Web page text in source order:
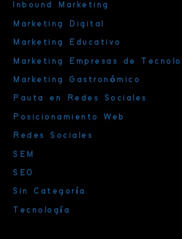
Inbound Marketing
Marketing Digital
Marketing Educativo
Marketing Empresas de
Marketing Gastronómico
Pauta en Redes Sociales
Posicionamiento Web
Redes Sociales
SEM
SEO
Sin Categoría
Tecnología